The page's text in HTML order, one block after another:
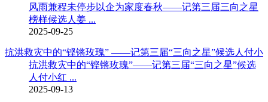
风雨兼程未停步以企为家度春秋——记第三届三向之星
榜样候选人姜 ...
2025-09-25
抗洪救灾中的“铿锵玫瑰” ——记第三届“三向之星”候选人付小
抗洪救灾中的“铿锵玫瑰”——记第三届“三向之星”候选
人付小红 ...
2025-09-13